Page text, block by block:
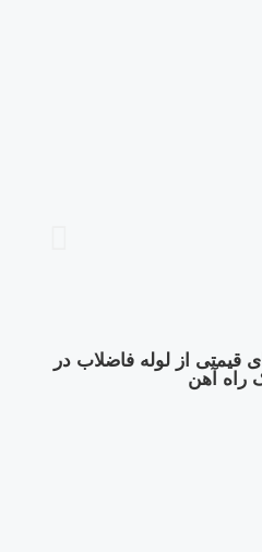
قیمتی از لوله فاضلاب در
راه‌ آهن